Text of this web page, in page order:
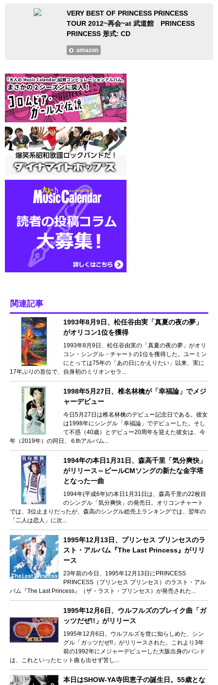
VERY BEST OF PRINCESS PRINCESS
TOUR 2012~再会~at 武道館 PRINCESS
PRINCESS 形式: CD
amazon
関連記事
1993年8月9日、松任谷由実「真夏の夜の夢」
がオリコン1位を獲得
1993年8月9日、松任谷由実の「真夏の夜の夢」がオリ
コン・シングル・チャートの1位を獲得した。ユーミン
にとっては75年の「あの日にかえりたい」以来、実に
17年ぶりの首位で、自身初のミリオンセラ...
1998年5月27日、椎名林檎が「幸福論」でメジ
ャーデビュー
今日5月27日は椎名林檎のデビュー記念日である。彼女
は1998年にシングル「幸福論」でデビューした。そし
て不惑（40歳）とデビュー20周年を迎えた彼女は、今
年（2019年）の同日、６thアルバム...
1994年の本日1月31日、森高千里「気分爽快」
がリリース～ビールCMソングの新たな金字塔
となった一曲
1994年(平成6年)の本日1月31日は、森高千里の22枚目
のシングル「気分爽快」の発売日。オリコンチャート
では、3位止まりだったが、森高のシングル総売上ランキングでは、翌年の
「二人は恋人」に次...
1995年12月13日、プリンセス プリンセスのラ
スト・アルバム『The Last Princess』がリリ
ース
23年前の今日、1995年12月13日にPRINCESS
PRINCESS（プリンセス プリンセス）のラスト・アル
バム『The Last Princess』（ザ・ラスト・プリンセス）が発売された...
1995年12月6日、ウルフルズのブレイク曲「ガ
ッツだぜ!!」がリリース
1995年12月6日。ウルフルズを世に知らしめた、シン
グル「ガッツだぜ!!」がリリースされた。これより3年
前の1992年にメジャーデビューした大阪出身のバンド
は、これといったヒット曲も出せず苦し...
本日はSHOW-YA寺田恵子の誕生日。55歳とな